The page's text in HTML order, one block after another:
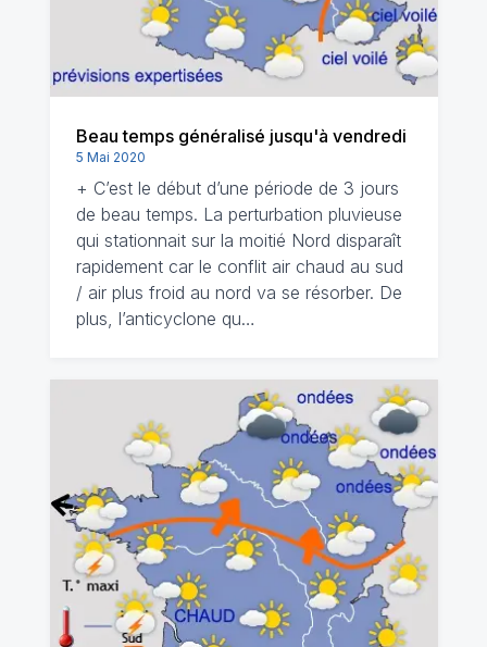
Beau temps généralisé jusqu'à vendredi
5 Mai 2020
+ C’est le début d’une période de 3 jours
de beau temps. La perturbation pluvieuse
qui stationnait sur la moitié Nord disparaît
rapidement car le conflit air chaud au sud
/ air plus froid au nord va se résorber. De
plus, l’anticyclone qu…